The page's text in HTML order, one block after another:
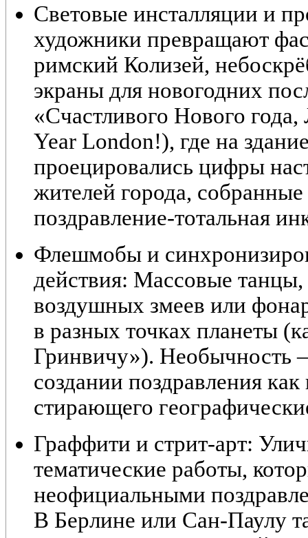
Световые инсталляции и
художники превращают
римский Колизей,
экраны для новогодних
«Счастливого Нового
Year London!), где на
проецировались цифры
жителей города,
поздравление-тотальная
Флешмобы и
действия: Массовые танцы,
воздушных змеев или
в разных точках планеты
Гринвичу»). Необычность
создании поздравления
стирающего
Граффити и стрит-арт:
тематические работы,
неофициальными
В Берлине или Сан-Паулу